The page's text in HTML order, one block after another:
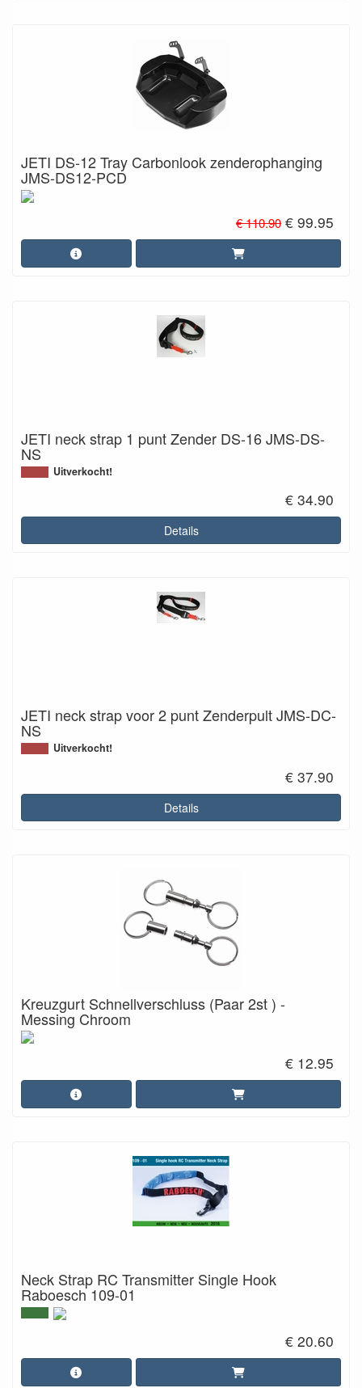
JETI DS-12 Tray Carbonlook zenderophanging
JMS-DS12-PCD
€ 110.90 € 99.95
JETI neck strap 1 punt Zender DS-16 JMS-DS-
NS
Uitverkocht!
€ 34.90
Details
JETI neck strap voor 2 punt Zenderpult JMS-DC-
NS
Uitverkocht!
€ 37.90
Details
Kreuzgurt Schnellverschluss (Paar 2st ) -
Messing Chroom
€ 12.95
Neck Strap RC Transmitter Single Hook
Raboesch 109-01
€ 20.60